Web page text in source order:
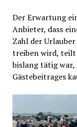
Der Erwartung
Anbieter, dass
Zahl der
treiben wird, teilt
bislang tätig war,
Gästebeitrages